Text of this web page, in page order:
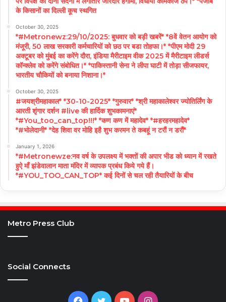
के किसानों का दिल्ली कूच स्थगित
October 30, 2025
*#Metronewz:29/10/2025: बुधवार को बड़ी खबरें* *8वें वेतन आयोग को
मंजूरी, 50 लाख सरकारी कर्मचारियों को छठ पर बडा तोहफा।* *पीएम मोदी 29
अक्टूबर को मुंबई का करेंगे दौरा, इंडिया मैरीटाइम वीक 2025 में मैरीटाइम लीडर्स
कॉन्क्लेव को करेंगे संबोधित।* *पाकिस्तानी सेना ने लीपा घाटी में तोड़ा सीजफायर,
भारतीय चौकियों को बनाया निशाना।*
October 30, 2025
#जयश्रीमहाकाल* *30-10-2025* *गुरुवार* *श्री महाकालेश्वर ज्योतिर्लिंग के
आरती शृंगार दर्शन #live की हार्दिक शुभकामनाएं*
*#You_too_can_top!!!* *कण कण में महादेव* *#हरहरमहादेव*
*#भोलेदानी* *देह शिवा वर मोहि इहै शुभ करमन ते कबहूं न टरौं न डरौं*
January 1, 2026
*#Metronewze:नव वर्ष के उपलक्ष्य में भक्तों की अपार भीड को ध्यान में रखते
हुऐ माँ झंडेवालान माता मंदिर में व्यापक प्रबंध किये गये हैं।
*#YOU_TOO_CAN_TOP* कई दिनों से चल रही तैयारियों के बीच
Metro Press Club
Social Connects